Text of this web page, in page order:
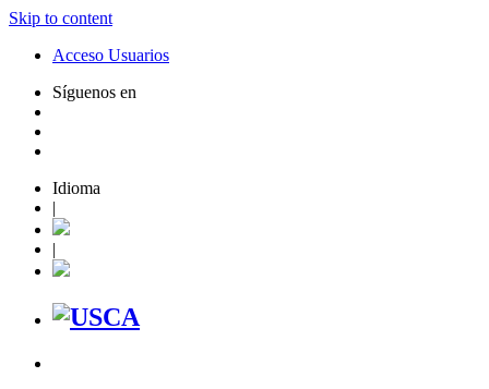
Skip to content
Acceso Usuarios
Síguenos en
Idioma
|
|